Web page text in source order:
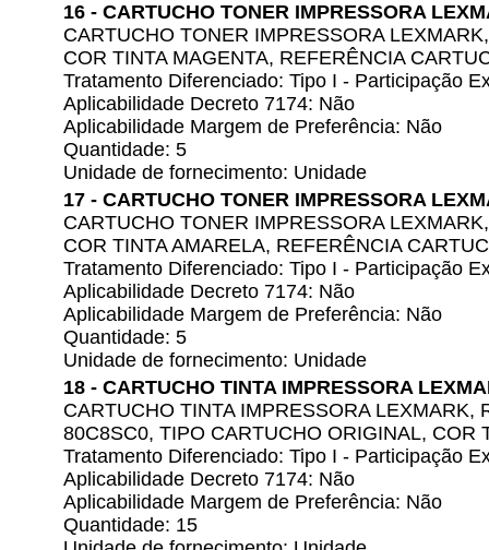
16 - CARTUCHO TONER IMPRESSORA
CARTUCHO TONER IMPRESSORA
COR TINTA MAGENTA, REFERÊNCIA
Tratamento Diferenciado: Tipo I - Participação
Aplicabilidade Decreto 7174: Não
Aplicabilidade Margem de Preferência: Não
Quantidade: 5
Unidade de fornecimento: Unidade
17 - CARTUCHO TONER IMPRESSORA
CARTUCHO TONER IMPRESSORA
COR TINTA AMARELA, REFERÊNCIA
Tratamento Diferenciado: Tipo I - Participação
Aplicabilidade Decreto 7174: Não
Aplicabilidade Margem de Preferência: Não
Quantidade: 5
Unidade de fornecimento: Unidade
18 - CARTUCHO TINTA IMPRESSORA
CARTUCHO TINTA IMPRESSORA LEXMARK,
80C8SC0, TIPO CARTUCHO ORIGINAL, COR
Tratamento Diferenciado: Tipo I - Participação
Aplicabilidade Decreto 7174: Não
Aplicabilidade Margem de Preferência: Não
Quantidade: 15